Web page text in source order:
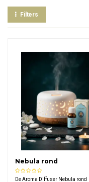
Filters
Nebula rond
wit/houtmotief 300 ml
De Aroma Diffuser Nebula rond